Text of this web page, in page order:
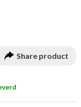
Share product